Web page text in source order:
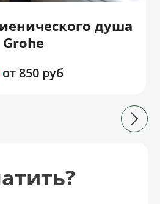
душа
Grohe
850 руб